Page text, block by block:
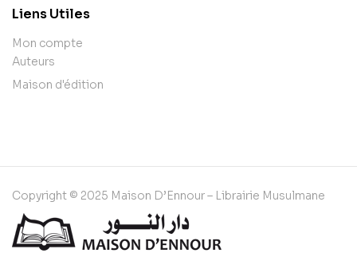
Liens Utiles
Mon compte
Auteurs
Maison d'édition
Copyright © 2025 Maison D’Ennour – Librairie Musulmane